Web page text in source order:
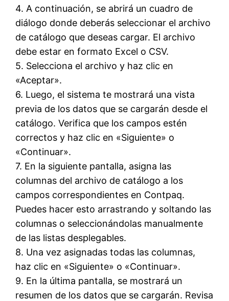
4. A continuación, se abrirá un cuadro de
diálogo donde deberás seleccionar el archivo
de catálogo que deseas cargar. El archivo
debe estar en formato Excel o CSV.
5. Selecciona el archivo y haz clic en
«Aceptar».
6. Luego, el sistema te mostrará una vista
previa de los datos que se cargarán desde el
catálogo. Verifica que los campos estén
correctos y haz clic en «Siguiente» o
«Continuar».
7. En la siguiente pantalla, asigna las
columnas del archivo de catálogo a los
campos correspondientes en Contpaq.
Puedes hacer esto arrastrando y soltando las
columnas o seleccionándolas manualmente
de las listas desplegables.
8. Una vez asignadas todas las columnas,
haz clic en «Siguiente» o «Continuar».
9. En la última pantalla, se mostrará un
resumen de los datos que se cargarán. Revisa